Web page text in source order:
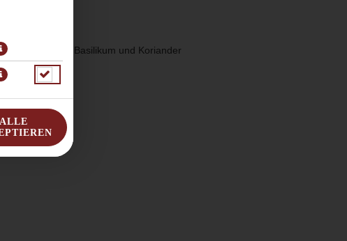
mit Basilikum und Koriander
ALLE